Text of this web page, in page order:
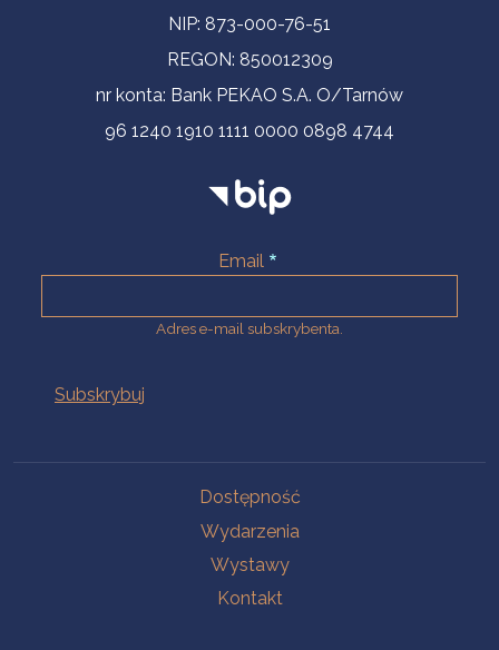
NIP: 873-000-76-51
REGON: 850012309
nr konta: Bank PEKAO S.A. O/Tarnów
96 1240 1910 1111 0000 0898 4744
Email
Adres e-mail subskrybenta.
Dostępność
Wydarzenia
Wystawy
Kontakt